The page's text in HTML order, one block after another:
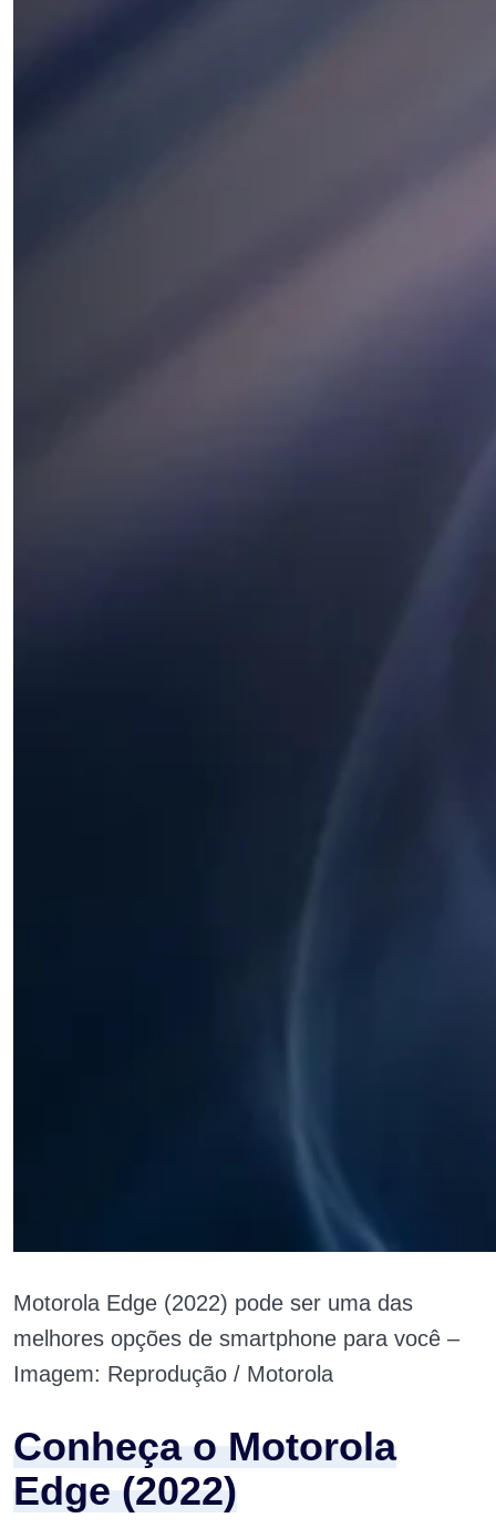
Motorola Edge (2022) pode ser uma das
melhores opções de smartphone para você –
Imagem: Reprodução / Motorola
Conheça o Motorola
Edge (2022)